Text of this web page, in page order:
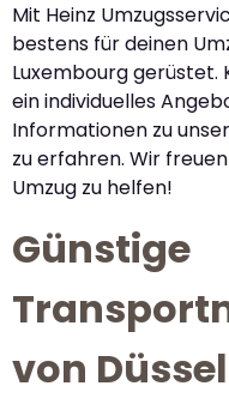
Mit Heinz
bestens für deinen
Luxembourg gerüstet.
ein individuelles
Informationen zu
zu erfahren. Wir
Umzug zu helfen!
Günstige
von